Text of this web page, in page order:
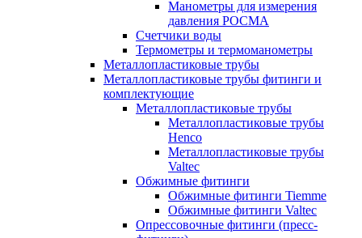
Манометры для измерения
давления РОСМА
Счетчики воды
Термометры и термоманометры
Металлопластиковые трубы
Металлопластиковые трубы фитинги и
комплектующие
Металлопластиковые трубы
Металлопластиковые трубы
Henco
Металлопластиковые трубы
Valtec
Обжимные фитинги
Обжимные фитинги Tiemme
Обжимные фитинги Valtec
Опрессовочные фитинги (пресс-